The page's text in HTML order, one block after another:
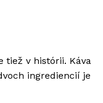
tiež v histórii. Káva
ingrediencií je